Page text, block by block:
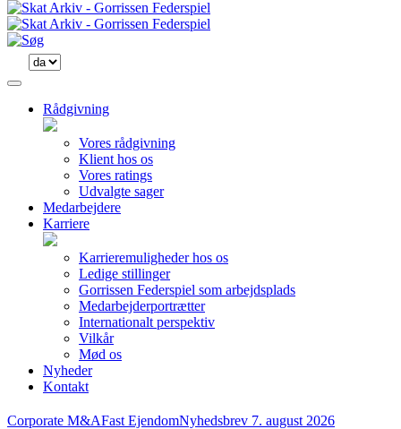
Rådgivning
Vores rådgivning
Klient hos os
Vores ratings
Udvalgte sager
Medarbejdere
Karriere
Karrieremuligheder hos os
Ledige stillinger
Gorrissen Federspiel som arbejdsplads
Medarbejderportrætter
Internationalt perspektiv
Vilkår
Mød os
Nyheder
Kontakt
Corporate M&AFast EjendomNyhedsbrev 7. august 2026